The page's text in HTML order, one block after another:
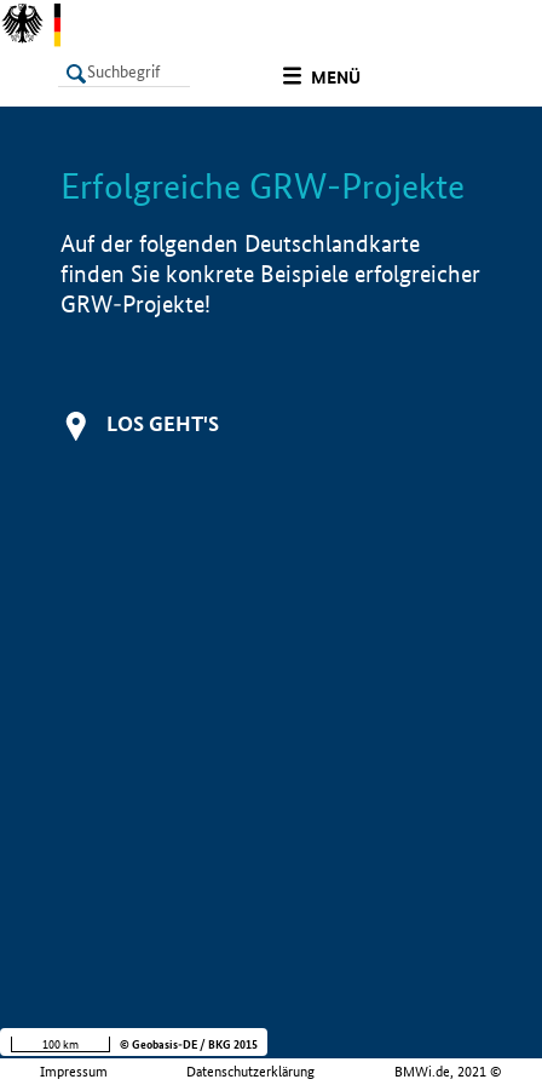
MENÜ
LISTE Info
Erfolgreiche GRW-Projekte
Auf der folgenden Deutschlandkarte
finden Sie konkrete Beispiele erfolgreicher
GRW-Projekte!
LOS GEHT'S
Impressum Datenschutzerklärung BMWi.de, 2021 ©
100 km © Geobasis-DE / BKG 2015